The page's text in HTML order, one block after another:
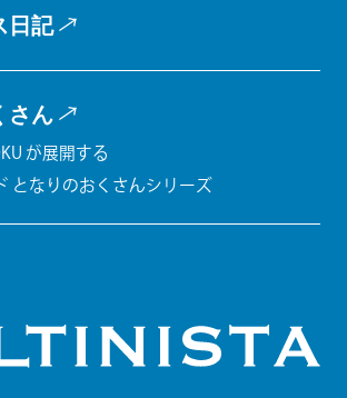
日記
さん
が展開する
となりのおくさんシリーズ